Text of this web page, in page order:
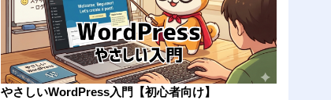
やさしいWordPress入門【初心者向け】